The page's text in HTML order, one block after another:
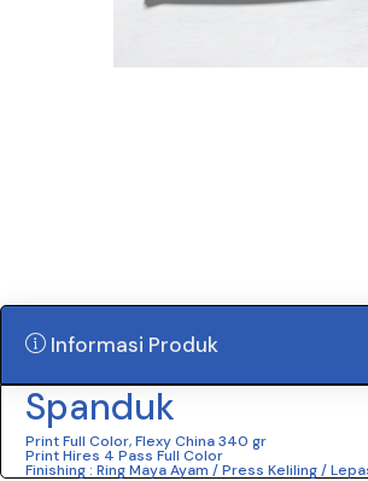
Informasi Produk
Spanduk
Print Full Color, Flexy China 340 gr
Print Hires 4 Pass Full Color
Finishing : Ring Maya Ayam / Press Keliling /